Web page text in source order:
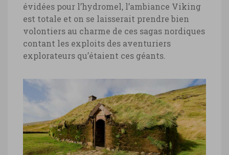
évidées pour l’hydromel, l’ambiance Viking
est totale et on se laisserait prendre bien
volontiers au charme de ces sagas nordiques
contant les exploits des aventuriers
explorateurs qu’étaient ces géants.